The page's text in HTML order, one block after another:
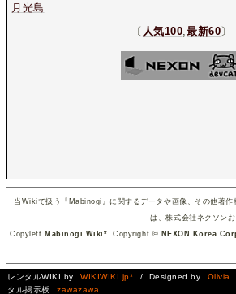
月光島
〔 人気100 ,最新60〕
当Wikiで扱う『Mabinogi』に関するデータや画像、その他著作
は、株式会社ネクソン
Copyleft Mabinogi Wiki*. Copyright © NEXON Korea
レンタルWIKI by WIKIWIKI.jp* / Designed by Olivia
タル掲示板
zawazawa